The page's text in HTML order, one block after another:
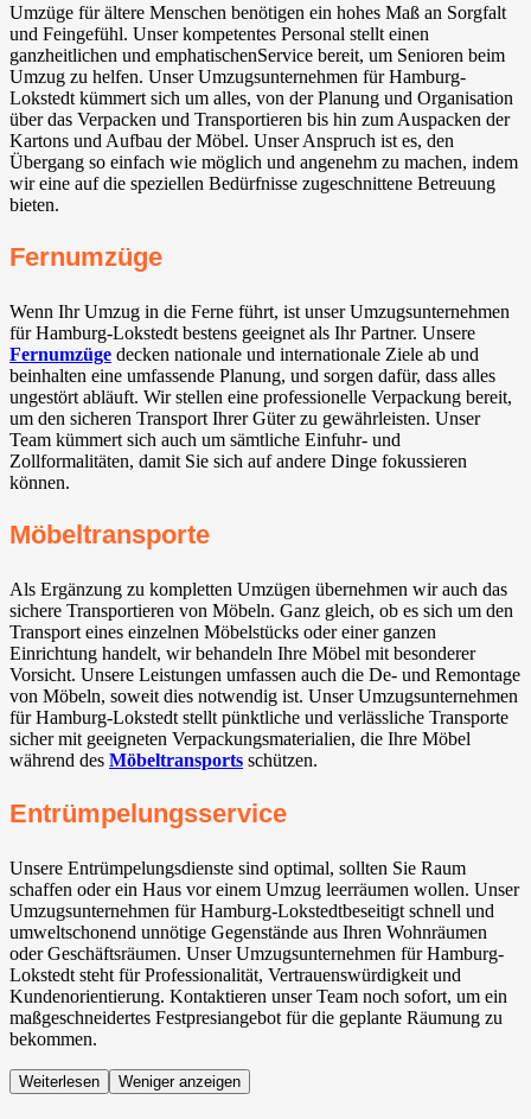
Umzüge für ältere Menschen benötigen ein hohes Maß an Sorgfalt
und Feingefühl. Unser kompetentes Personal stellt einen
ganzheitlichen und emphatischenService bereit, um Senioren beim
Umzug zu helfen. Unser Umzugsunternehmen für Hamburg-
Lokstedt kümmert sich um alles, von der Planung und Organisation
über das Verpacken und Transportieren bis hin zum Auspacken der
Kartons und Aufbau der Möbel. Unser Anspruch ist es, den
Übergang so einfach wie möglich und angenehm zu machen, indem
wir eine auf die speziellen Bedürfnisse zugeschnittene Betreuung
bieten.
Fernumzüge
Wenn Ihr Umzug in die Ferne führt, ist unser Umzugsunternehmen
für Hamburg-Lokstedt bestens geeignet als Ihr Partner. Unsere
Fernumzüge decken nationale und internationale Ziele ab und
beinhalten eine umfassende Planung, und sorgen dafür, dass alles
ungestört abläuft. Wir stellen eine professionelle Verpackung bereit,
um den sicheren Transport Ihrer Güter zu gewährleisten. Unser
Team kümmert sich auch um sämtliche Einfuhr- und
Zollformalitäten, damit Sie sich auf andere Dinge fokussieren
können.
Möbeltransporte
Als Ergänzung zu kompletten Umzügen übernehmen wir auch das
sichere Transportieren von Möbeln. Ganz gleich, ob es sich um den
Transport eines einzelnen Möbelstücks oder einer ganzen
Einrichtung handelt, wir behandeln Ihre Möbel mit besonderer
Vorsicht. Unsere Leistungen umfassen auch die De- und Remontage
von Möbeln, soweit dies notwendig ist. Unser Umzugsunternehmen
für Hamburg-Lokstedt stellt pünktliche und verlässliche Transporte
sicher mit geeigneten Verpackungsmaterialien, die Ihre Möbel
während des Möbeltransports schützen.
Entrümpelungsservice
Unsere Entrümpelungsdienste sind optimal, sollten Sie Raum
schaffen oder ein Haus vor einem Umzug leerräumen wollen. Unser
Umzugsunternehmen für Hamburg-Lokstedtbeseitigt schnell und
umweltschonend unnötige Gegenstände aus Ihren Wohnräumen
oder Geschäftsräumen. Unser Umzugsunternehmen für Hamburg-
Lokstedt steht für Professionalität, Vertrauenswürdigkeit und
Kundenorientierung. Kontaktieren unser Team noch sofort, um ein
maßgeschneidertes Festpresiangebot für die geplante Räumung zu
bekommen.
Weiterlesen Weniger anzeigen